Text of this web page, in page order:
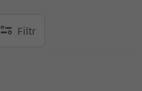
Filtr
brak aktywnych filtrów